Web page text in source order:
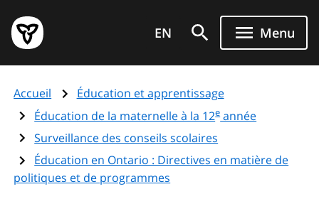
au
contenu
principal
Page
d'accueil
de
l'Ontario
EN Menu
Accueil
Éducation et apprentissage
Éducation de la maternelle à la 12eannée
Surveillance des conseils scolaires
Éducation en Ontario : Directives en matière de
politiques et de programmes